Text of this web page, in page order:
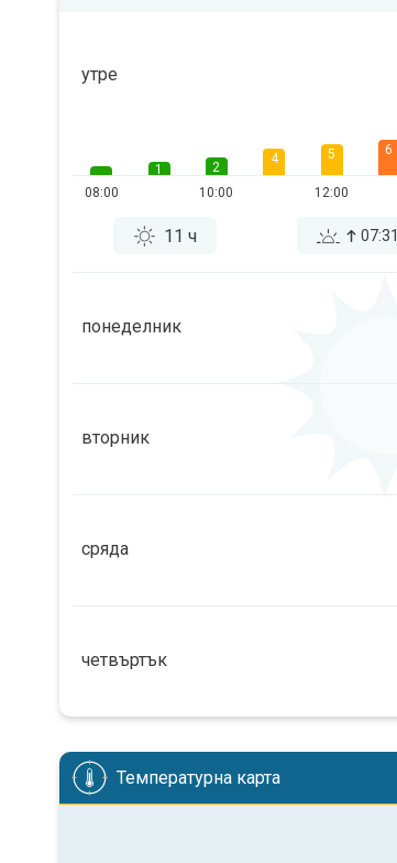
утре
08:00
1
2
10:00
4 5
12:00
6
11 ч 07:31
понеделник
вторник
сряда
четвъртък
08:00
2 ч 07:28
Температурна карта